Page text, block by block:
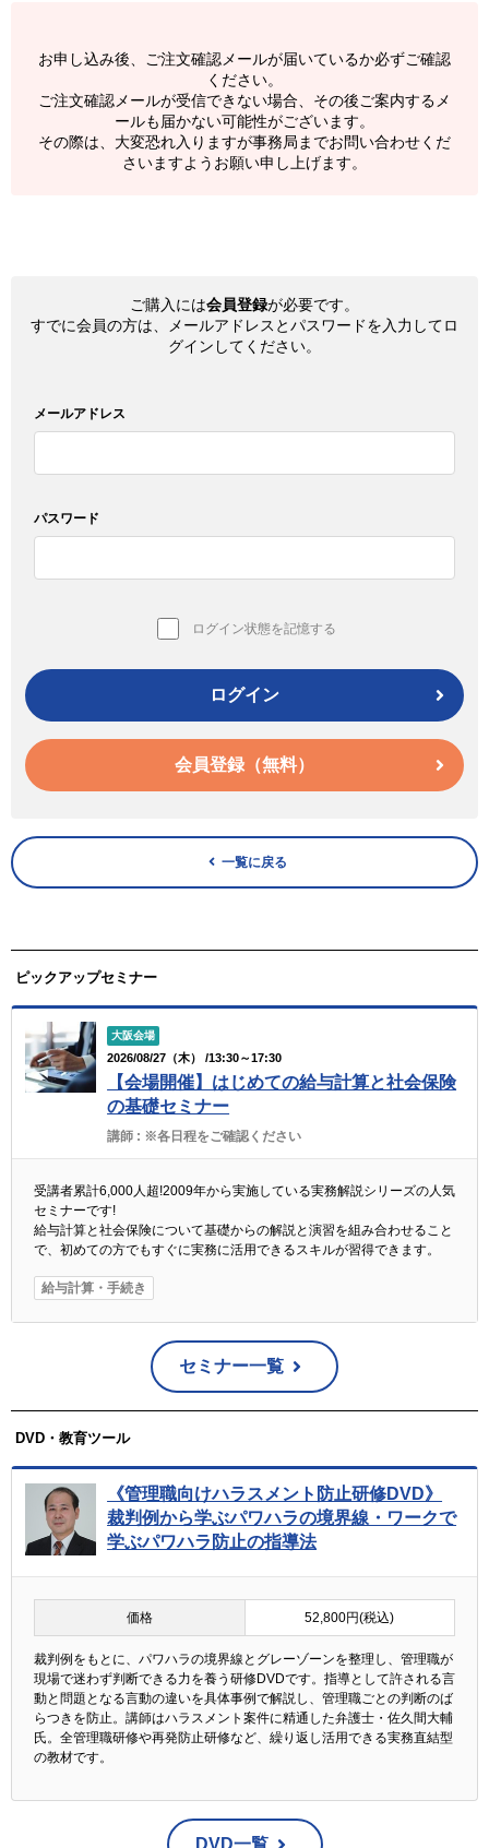
お申し込み後、ご注文確認メールが届いているか必ずご確認
ください。
ご注文確認メールが受信できない場合、その後ご案内するメ
ールも届かない可能性がございます。
その際は、大変恐れ入りますが事務局までお問い合わせくだ
さいますようお願い申し上げます。
ご購入には会員登録が必要です。
すでに会員の方は、メールアドレスとパスワードを入力してロ
グインしてください。
メールアドレス
パスワード
ログイン状態を記憶する
ログイン
会員登録（無料）
一覧に戻る
ピックアップセミナー
大阪会場
2026/08/27（木） /13:30～17:30
【会場開催】はじめての給与計算と社会保険
の基礎セミナー
講師 : ※各日程をご確認ください
受講者累計6,000人超!2009年から実施している実務解説シリーズの人気
セミナーです!
給与計算と社会保険について基礎からの解説と演習を組み合わせること
で、初めての方でもすぐに実務に活用できるスキルが習得できます。
給与計算・手続き
セミナー一覧
DVD・教育ツール
《管理職向けハラスメント防止研修DVD》
裁判例から学ぶパワハラの境界線・ワークで
学ぶパワハラ防止の指導法
価格 52,800円(税込)
裁判例をもとに、パワハラの境界線とグレーゾーンを整理し、管理職が
現場で迷わず判断できる力を養う研修DVDです。指導として許される言
動と問題となる言動の違いを具体事例で解説し、管理職ごとの判断のば
らつきを防止。講師はハラスメント案件に精通した弁護士・佐久間大輔
氏。全管理職研修や再発防止研修など、繰り返し活用できる実務直結型
の教材です。
DVD一覧